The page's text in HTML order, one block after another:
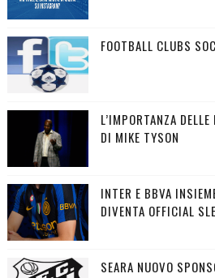
FOOTBALL CLUBS
L’IMPORTANZA
DI MIKE TYSON
INTER E BBVA
DIVENTA OFFICIAL
SEARA NUOVO